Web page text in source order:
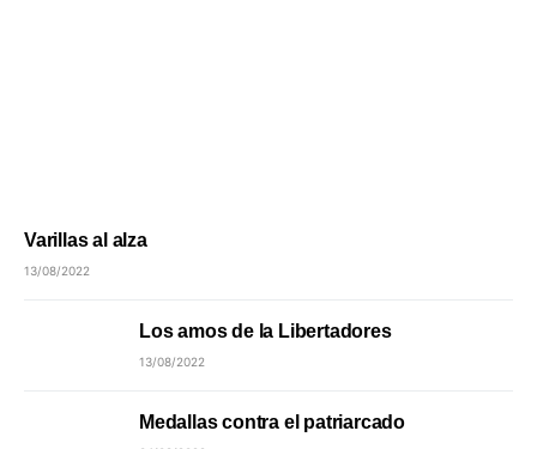
Varillas al alza
13/08/2022
Los amos de la Libertadores
13/08/2022
Medallas contra el patriarcado